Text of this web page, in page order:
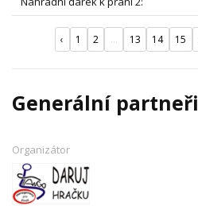
‹ 1 2 ... 13 14 15
Generální partneři
Organizátor